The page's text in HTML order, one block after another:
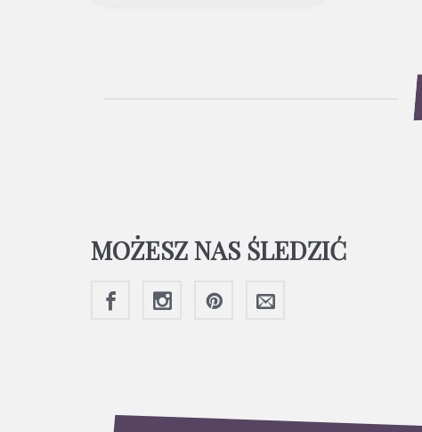
MOŻESZ NAS ŚLEDZIĆ